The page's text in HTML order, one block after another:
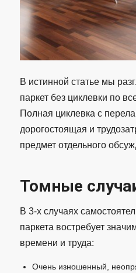
В истинной статье мы
паркет без циклевки по
Полная циклевка с
дорогостоящая и
предмет отдельного
Томные
В 3-х случаях
паркета востребует
времени и труда:
Очень изношенный,